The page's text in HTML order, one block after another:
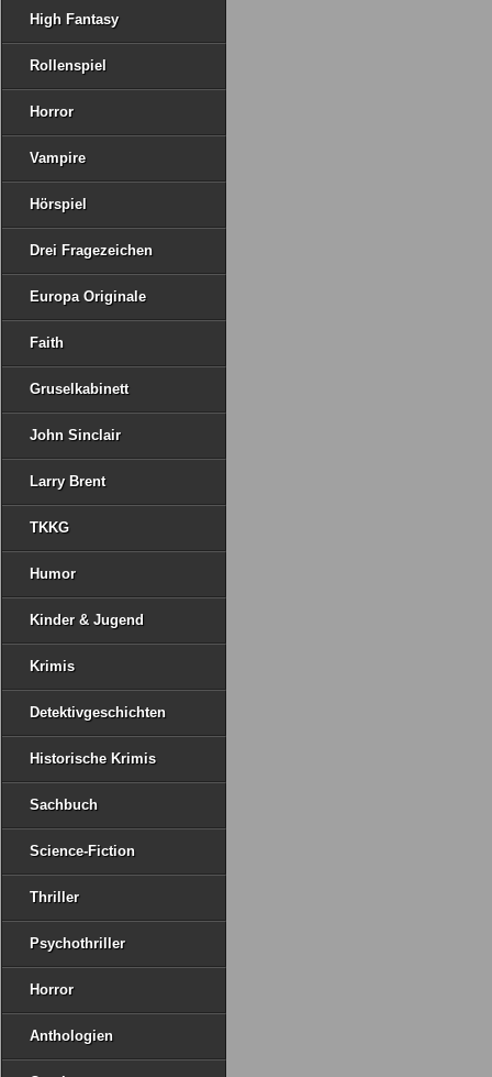
High Fantasy
Rollenspiel
Horror
Vampire
Hörspiel
Drei Fragezeichen
Europa Originale
Faith
Gruselkabinett
John Sinclair
Larry Brent
TKKG
Humor
Kinder & Jugend
Krimis
Detektivgeschichten
Historische Krimis
Sachbuch
Science-Fiction
Thriller
Psychothriller
Horror
Anthologien